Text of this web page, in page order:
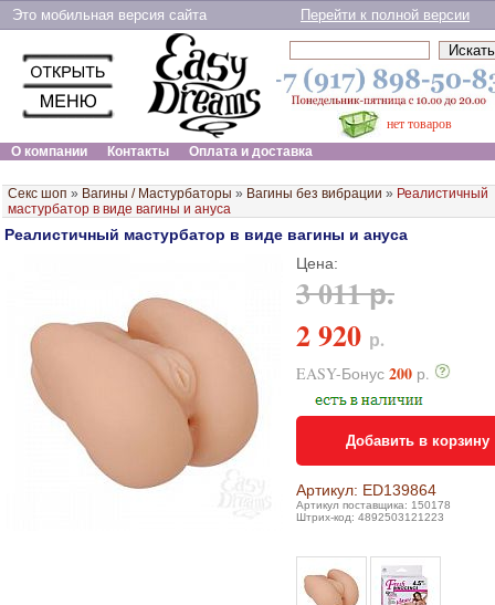
Это мобильная версия сайта Перейти к полной версии
нет товаров
О компании
Контакты Оплата и доставка
Секс шоп » Вагины / Мастурбаторы » Вагины без вибрации » Реалистичный
мастурбатор в виде вагины и ануса
Реалистичный мастурбатор в виде вагины и ануса
Цена:
3 011 р.
2 920 р.
EASY-Бонус 200 р.
Добавить в корзину
Артикул: ED139864
Артикул поставщика: 150178
Штрих-код: 4892503121223